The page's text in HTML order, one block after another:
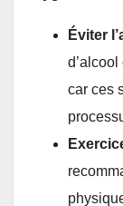
Éviter
car ces